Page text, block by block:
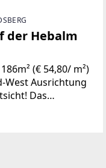
der Hebalm
(€ 54,80/ m²)
West Ausrichtung
Das
einer
ist